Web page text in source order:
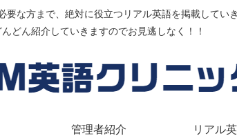
な方まで、絶対に役立つリアル英語を掲載して
んどん紹介していきますのでお見逃しなく！！
管理者紹介 リアル